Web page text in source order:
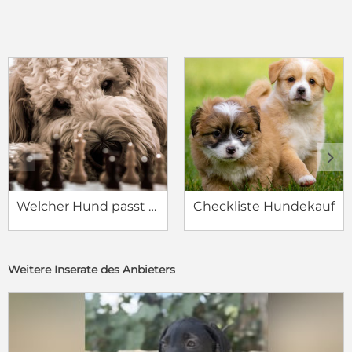
Welcher Hund passt zu mir? Checkliste Hundekauf
c d
Weitere Inserate des Anbieters